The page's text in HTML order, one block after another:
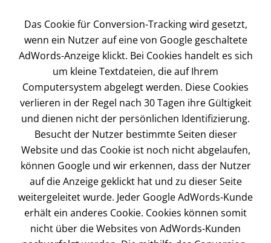
Das Cookie für Conversion-Tracking wird gesetzt,
wenn ein Nutzer auf eine von Google geschaltete
AdWords-Anzeige klickt. Bei Cookies handelt es sich
um kleine Textdateien, die auf Ihrem
Computersystem abgelegt werden. Diese Cookies
verlieren in der Regel nach 30 Tagen ihre Gültigkeit
und dienen nicht der persönlichen Identifizierung.
Besucht der Nutzer bestimmte Seiten dieser
Website und das Cookie ist noch nicht abgelaufen,
können Google und wir erkennen, dass der Nutzer
auf die Anzeige geklickt hat und zu dieser Seite
weitergeleitet wurde. Jeder Google AdWords-Kunde
erhält ein anderes Cookie. Cookies können somit
nicht über die Websites von AdWords-Kunden